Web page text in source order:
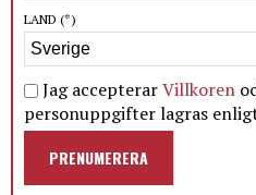
LAND (*)
Jag accepterarVillkoren
personuppgifter lagras
PRENUMERERA